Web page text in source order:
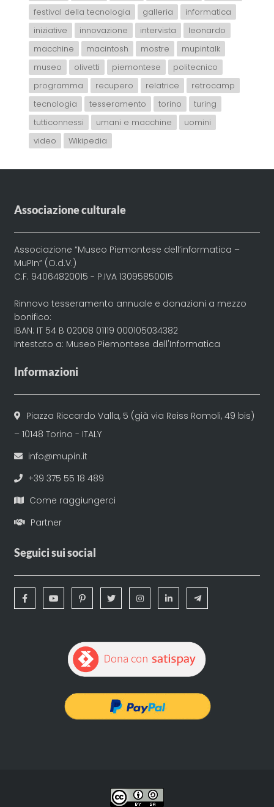
festival della tecnologia
galleria
informatica
iniziative
innovazione intervista
leonardo
macchine
macintosh mostre
mupintalk
museo
olivetti piemontese
politecnico
programma
recupero relatrice
retrocamp
tecnologia
tesseramento torino
turing
tutticonnessi
umani e macchine
uomini
video
Wikipedia
Associazione culturale
Associazione “Museo Piemontese dell’informatica –
MuPIn” (O.d.V.)
C.F. 94064820015 - P.IVA 13095850015
Rinnovo tesseramento annuale e donazioni a mezzo
bonifico:
IBAN: IT 54 B 02008 01119 000105034382
Intestato a: Museo Piemontese dell'Informatica
Informazioni
Piazza Riccardo Valla, 5 (già via Reiss Romoli, 49 bis)
– 10148 Torino - ITALY
info@mupin.it
+39 375 55 18 489
Come raggiungerci
Partner
Seguici sui social